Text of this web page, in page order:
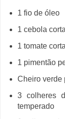
1 fio de óleo
1 cebola
1 tomate
1 pimentão
Cheiro verde
3 colheres
temperado